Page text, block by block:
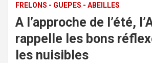
FRELONS - GUEPES - ABEILLES
A l’approche de l’été,
rappelle les bons
les nuisibles